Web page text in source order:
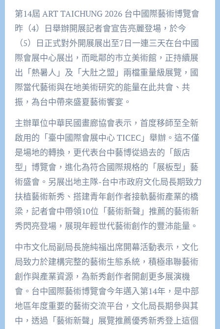
第14屆 ART TAICHUNG 2026 台中國際藝術博覽會
昨（4）日舉辦開展記者會宣告亮麗登場，於今
（5）日正式對外開展展出至7日一連三天在台中國
際會展中心展出，而毗鄰的市立美術館，正持續展
出「熱暑人」及「大肚之盟」兩檔重量級展覽，國
際當代藝術與在地美術研究的能量在此共會、共
振，為台中帶來盛夏藝術饗宴。
主辦單位中華民國畫廊協會表示，首度移師至全新
啟用的「臺中國際會展中心 TICEC」舉辦。這不僅
是場地的轉換，更代表台中藝博從過去的「飯店
型」博覽會，進化為符合國際規格的「展板型」藝
術盛會。另展出地主隊-台中市政府文化局長期致力
扶植藝術新秀、搭建青年創作者接軌藝術產業的橋
梁，記者會中帶領10位「藝術新聲」推薦的藝術新
秀閃亮登場，展現年輕世代藝術創作的豐沛能量。
中市文化局副局長施純福出席開幕活動表示，文化
局致力於建構完整的藝術生態系統，積極串聯藝術
創作與產業資源，為新秀創作者開創更多展演機
會。台中國際藝術博覽會今年邁入第14年，是中部
地區年度重要的藝術交流平台，文化局長期參與其
中，透過「藝術新聲」展覽推薦優秀新秀登上這個